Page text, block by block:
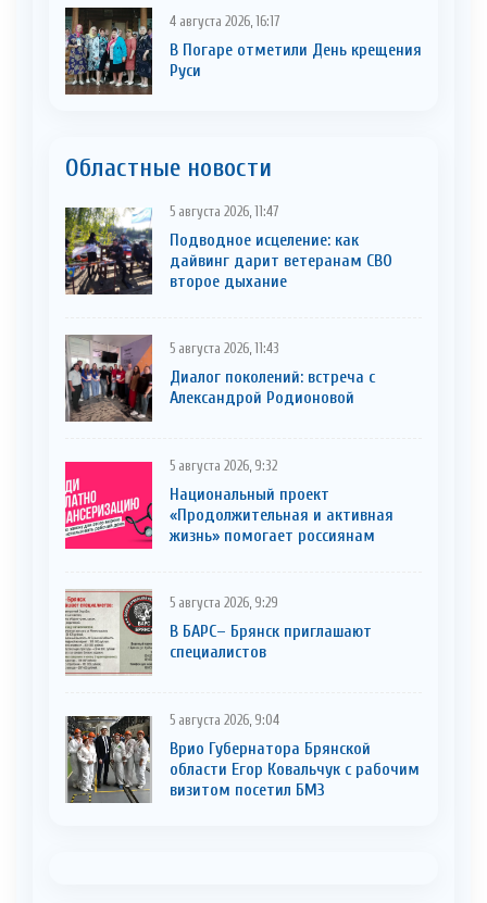
4 августа 2026, 16:17
В Погаре отметили День крещения
Руси
Областные новости
5 августа 2026, 11:47
Подводное исцеление: как
дайвинг дарит ветеранам СВО
второе дыхание
5 августа 2026, 11:43
Диалог поколений: встреча с
Александрой Родионовой
5 августа 2026, 9:32
Национальный проект
«Продолжительная и активная
жизнь» помогает россиянам
5 августа 2026, 9:29
В БАРС– Брянcк приглaшают
cпециaлистoв
5 августа 2026, 9:04
Врио Губернатора Брянской
области Егор Ковальчук с рабочим
визитом посетил БМЗ